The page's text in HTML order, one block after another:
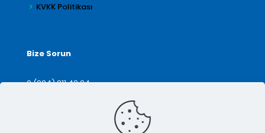
KVKK Politikası
Bize Sorun
0 (224) 211 42 24